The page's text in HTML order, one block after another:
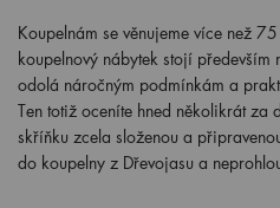
Koupelnám se věnujeme více než
koupelnový nábytek stojí
odolá náročným podmínkám a
Ten totiž oceníte hned několikrát za
skříňku zcela složenou a
do koupelny z Dřevojasu a